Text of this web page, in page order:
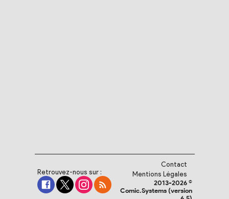
Retrouvez-nous sur :
Contact
Mentions Légales
2013-2026 ©
Comic.Systems (version